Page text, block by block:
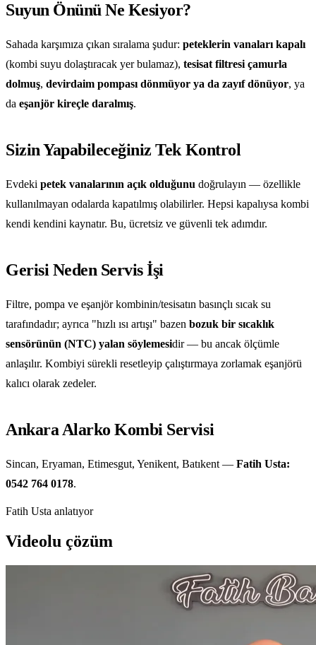
Suyun Önünü Ne Kesiyor?
Sahada karşımıza çıkan sıralama şudur: peteklerin vanaları kapalı
(kombi suyu dolaştıracak yer bulamaz), tesisat filtresi çamurla
dolmuş, devirdaim pompası dönmüyor ya da zayıf dönüyor, ya
da eşanjör kireçle daralmış.
Sizin Yapabileceğiniz Tek Kontrol
Evdeki petek vanalarının açık olduğunu doğrulayın — özellikle
kullanılmayan odalarda kapatılmış olabilirler. Hepsi kapalıysa kombi
kendi kendini kaynatır. Bu, ücretsiz ve güvenli tek adımdır.
Gerisi Neden Servis İşi
Filtre, pompa ve eşanjör kombinin/tesisatın basınçlı sıcak su
tarafındadır; ayrıca "hızlı ısı artışı" bazen bozuk bir sıcaklık
sensörünün (NTC) yalan söylemesidir — bu ancak ölçümle
anlaşılır. Kombiyi sürekli resetleyip çalıştırmaya zorlamak eşanjörü
kalıcı olarak zedeler.
Ankara Alarko Kombi Servisi
Sincan, Eryaman, Etimesgut, Yenikent, Batıkent — Fatih Usta:
0542 764 0178.
Fatih Usta anlatıyor
Videolu çözüm